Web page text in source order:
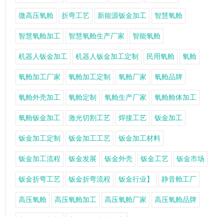
微高压氧舱 折弯工艺 新能源钣金加工 智慧氧舱
智慧氧舱加工 智慧氧舱生产厂家 智能氧舱
机器人钣金加工 机器人钣金加工定制 民用氧舱 氧舱
氧舱加工厂家 氧舱加工定制 氧舱厂家 氧舱品牌
氧舱外壳加工 氧舱定制 氧舱生产厂家 氧舱舱体加工
氧舱钣金加工 激光切割工艺 焊接工艺 钣金加工
钣金加工定制 钣金加工工艺 钣金加工材料
钣金加工流程 钣金发展 钣金外壳 钣金工艺 钣金市场
钣金折弯工艺 钣金折弯流程 钣金行业】 静音舱工厂
高压氧舱 高压氧舱加工 高压氧舱厂家 高压氧舱品牌